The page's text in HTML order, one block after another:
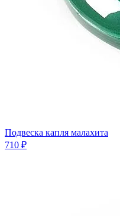
Подвеска капля малахита
710 ₽